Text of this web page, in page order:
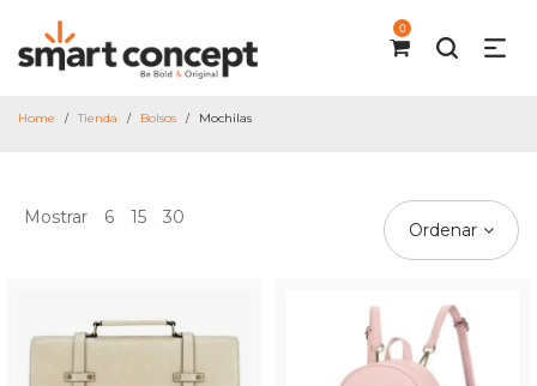
0
Home / Tienda / Bolsos / Mochilas
Mostrar 6 15 30
Ordenar